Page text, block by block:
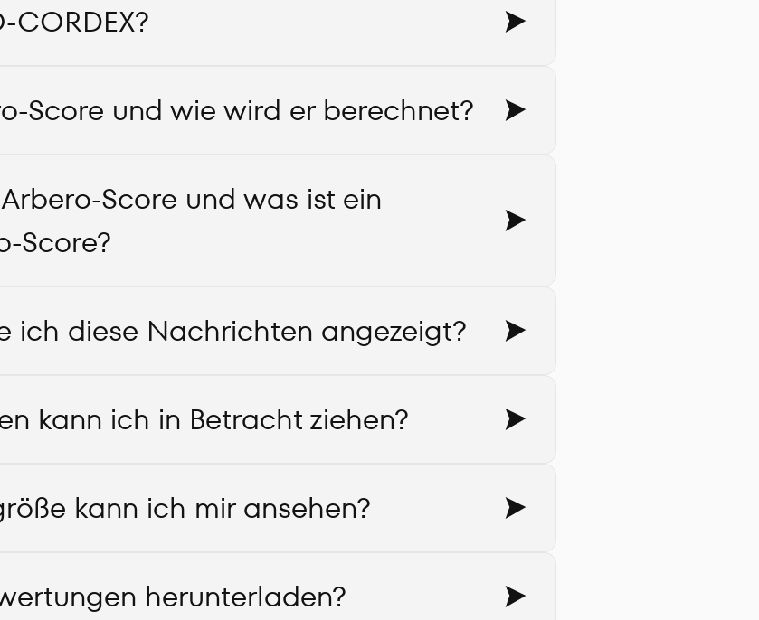
CORDEX?
Score und wie wird er berechnet?
Score und was ist ein
Score?
ich diese Nachrichten angezeigt?
kann ich in Betracht ziehen?
kann ich mir ansehen?
herunterladen?